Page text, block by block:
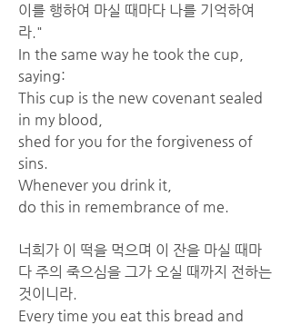
이를 행하여 마실 때마다 나를 기억하여
라."
In the same way he took the cup,
saying:
This cup is the new covenant sealed
in my blood,
shed for you for the forgiveness of
sins.
Whenever you drink it,
do this in remembrance of me.
너희가 이 떡을 먹으며 이 잔을 마실 때마
다 주의 죽으심을 그가 오실 때까지 전하는
것이니라.
Every time you eat this bread and